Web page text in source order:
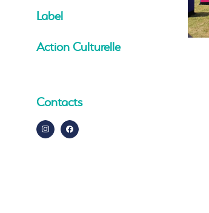
Label
Action Culturelle
Contacts